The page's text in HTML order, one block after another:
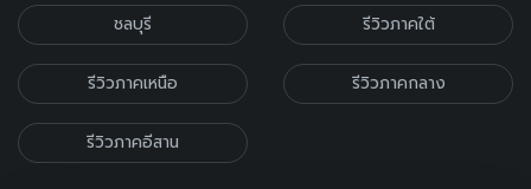
ชลบุรี รีวิวภาคใต้
รีวิวภาคเหนือ รีวิวภาคกลาง
รีวิวภาคอีสาน